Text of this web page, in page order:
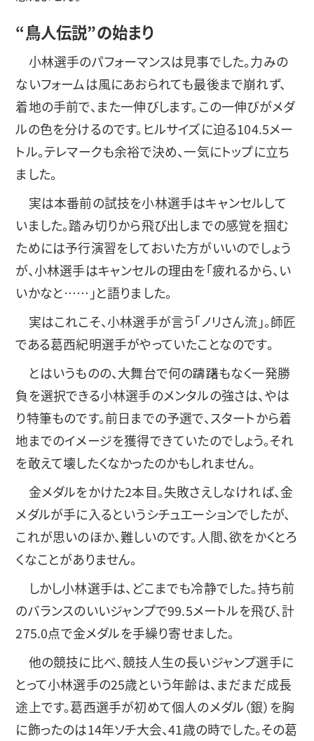
“鳥人伝説”の始まり
小林選手のパフォーマンスは見事でした。力みの
ないフォームは風にあおられても最後まで崩れず、
着地の手前で、また一伸びします。この一伸びがメダ
ルの色を分けるのです。ヒルサイズに迫る104.5メー
トル。テレマークも余裕で決め、一気にトップに立ち
ました。
実は本番前の試技を小林選手はキャンセルして
いました。踏み切りから飛び出しまでの感覚を掴む
ためには予行演習をしておいた方がいいのでしょう
が、小林選手はキャンセルの理由を「疲れるから、い
いかなと……」と語りました。
実はこれこそ、小林選手が言う「ノリさん流」。師匠
である葛西紀明選手がやっていたことなのです。
とはいうものの、大舞台で何の躊躇もなく一発勝
負を選択できる小林選手のメンタルの強さは、やは
り特筆ものです。前日までの予選で、スタートから着
地までのイメージを獲得できていたのでしょう。それ
を敢えて壊したくなかったのかもしれません。
金メダルをかけた2本目。失敗さえしなければ、金
メダルが手に入るというシチュエーションでしたが、
これが思いのほか、難しいのです。人間、欲をかくとろ
くなことがありません。
しかし小林選手は、どこまでも冷静でした。持ち前
のバランスのいいジャンプで99.5メートルを飛び、計
275.0点で金メダルを手繰り寄せました。
他の競技に比べ、競技人生の長いジャンプ選手に
とって小林選手の25歳という年齢は、まだまだ成長
途上です。葛西選手が初めて個人のメダル（銀）を胸
に飾ったのは14年ソチ大会、41歳の時でした。その葛